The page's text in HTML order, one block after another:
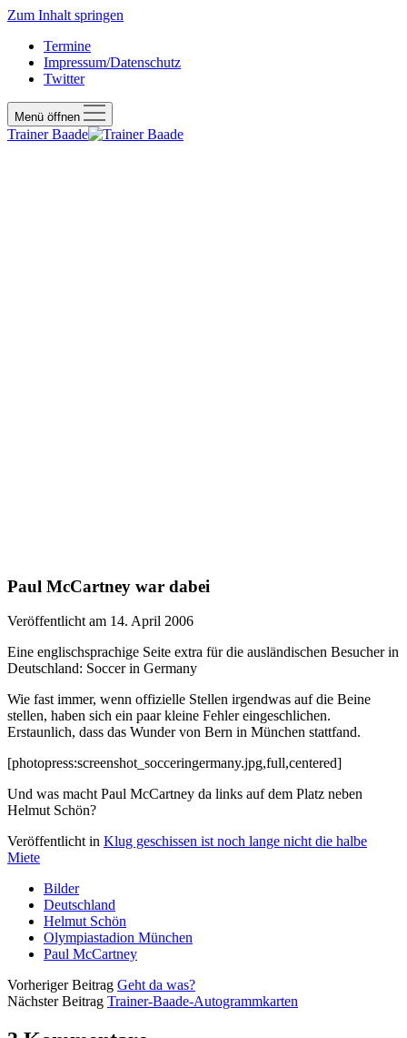
Zum Inhalt springen
Termine
Impressum/Datenschutz
Twitter
Menü öffnen
Trainer Baade
Paul McCartney war dabei
Veröffentlicht am 14. April 2006
Eine englischsprachige Seite extra für die ausländischen Besucher in
Deutschland: Soccer in Germany
Wie fast immer, wenn offizielle Stellen irgendwas auf die Beine
stellen, haben sich ein paar kleine Fehler eingeschlichen.
Erstaunlich, dass das Wunder von Bern in München stattfand.
[photopress:screenshot_socceringermany.jpg,full,centered]
Und was macht Paul McCartney da links auf dem Platz neben
Helmut Schön?
Veröffentlicht in Klug geschissen ist noch lange nicht die halbe
Miete
Bilder
Deutschland
Helmut Schön
Olympiastadion München
Paul McCartney
Vorheriger Beitrag Geht da was?
Nächster Beitrag Trainer-Baade-Autogrammkarten